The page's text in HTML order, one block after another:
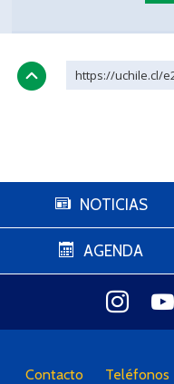
https://uchile.cl/
NOTICIAS
AGENDA
Contacto Teléfonos